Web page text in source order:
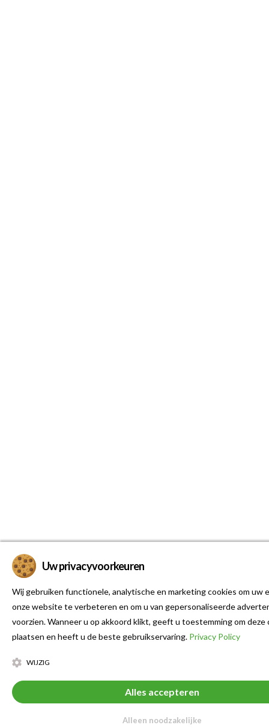
Uw privacyvoorkeuren
Wij gebruiken functionele, analytische en marketing cookies om uw
onze website te verbeteren en om u van gepersonaliseerde
voorzien. Wanneer u op akkoord klikt, geeft u toestemming om deze
plaatsen en heeft u de beste gebruikservaring. Privacy Policy
WIJZIG
Alles accepteren
Alleen noodzakelijke